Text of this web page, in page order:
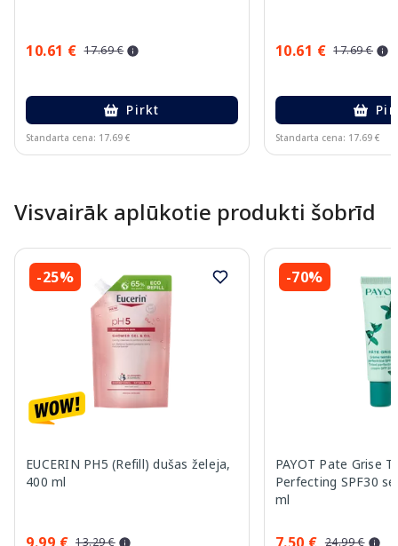
10.61 € 17.69 €
Pirkt
Standarta cena: 17.69 €
10.61 € 17.69 €
Standarta cena: 17.69 €
Visvairāk aplūkotie produkti šobrīd
-25%
EUCERIN PH5 (Refill) dušas želeja,
400 ml
13.29 €
-70%
PAYOT Pate Grise
Perfecting SPF30
ml
24.99 €